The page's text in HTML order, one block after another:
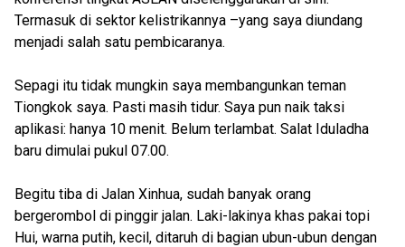
Termasuk di sektor kelistrikannya –yang saya diundang
menjadi salah satu pembicaranya.
Sepagi itu tidak mungkin saya membangunkan teman
Tiongkok saya. Pasti masih tidur. Saya pun naik taksi
aplikasi: hanya 10 menit. Belum terlambat. Salat Iduladha
baru dimulai pukul 07.00.
Begitu tiba di Jalan Xinhua, sudah banyak orang
bergerombol di pinggir jalan. Laki-lakinya khas pakai topi
Hui, warna putih, kecil, ditaruh di bagian ubun-ubun dengan